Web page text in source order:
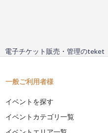
電子チケット販売・管理のteket
一般ご利用者様
イベントを探す
イベントカテゴリ一覧